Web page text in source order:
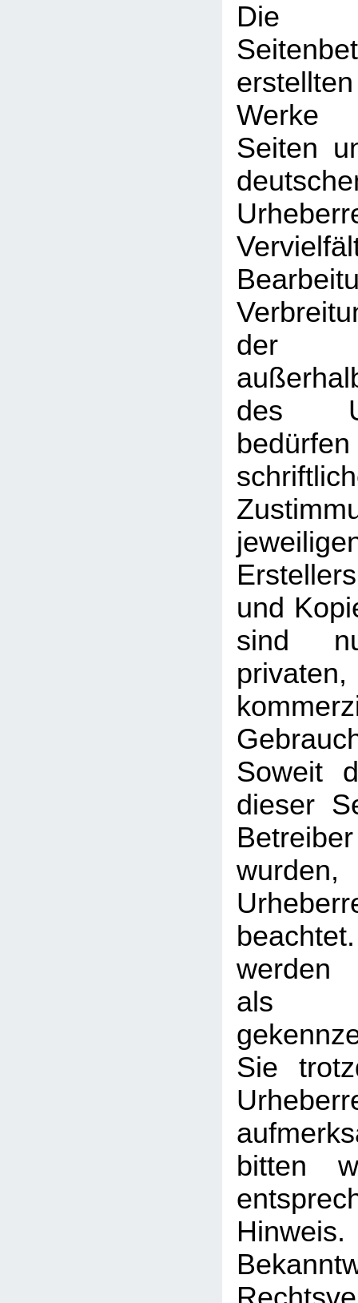
Die
Seiten
der
des
und
sind
Soweit
dieser
werden
als
Sie
bitten